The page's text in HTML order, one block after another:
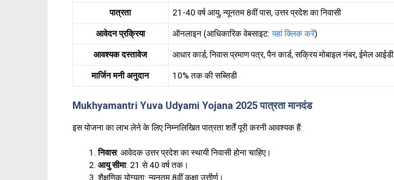
पात्रता 21-40 वर्ष आयु, न्यूनतम 8वीं पास, उत्तर प्रदेश का निवासी
आवेदन प्रक्रिया ऑनलाइन (आधिकारिक वेबसाइट:यहां क्लिक करें)
आवश्यक दस्तावेज आधार कार्ड, निवास प्रमाण पत्र, पैन कार्ड, सक्रिय मोबाइल नंबर, ईमेल आईडी
मार्जिन मनी अनुदान 10% तक की सब्सिडी
Mukhyamantri Yuva Udyami Yojana 2025 पात्रता मानदंड
इस योजना का लाभ लेने के लिए निम्नलिखित पात्रता शर्तें पूरी करनी आवश्यक हैं:
निवास: आवेदक उत्तर प्रदेश का स्थायी निवासी होना चाहिए।
आयु सीमा: 21 से 40 वर्ष तक।
शैक्षणिक योग्यता: न्यूनतम 8वीं कक्षा उत्तीर्ण।